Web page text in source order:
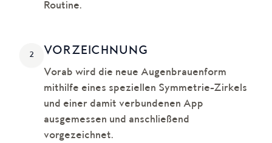
Routine.
2 VOR­ZEICHNUNG
Vorab wird die neue Augenbrauenform
mithilfe eines speziellen Symmetrie-Zirkels
und einer damit verbundenen App
ausgemessen und anschließend
vorgezeichnet.